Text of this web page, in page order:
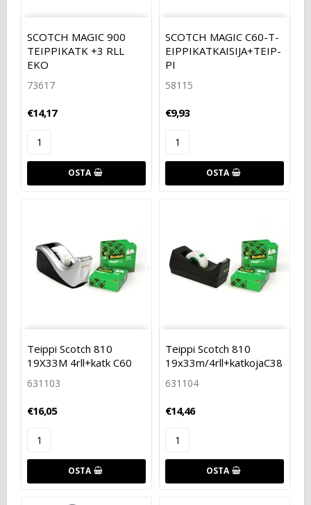
SCOTCH MAGIC 900
TEIPPIKATK +3 RLL
EKO
73617
€14,17
OSTA
SCOTCH MAGIC C­6­0­-­T­
E­I­P­P­I­K­A­T­K­A­I­S­I­J­A­+­T­E­I­P­
P­I
58115
€9,93
OSTA
Teippi Scotch 810
19X33M 4rll+katk C60
631103
€16,05
OSTA
Teippi Scotch 810
19x33m/4rll+katkojaC38
631104
€14,46
OSTA